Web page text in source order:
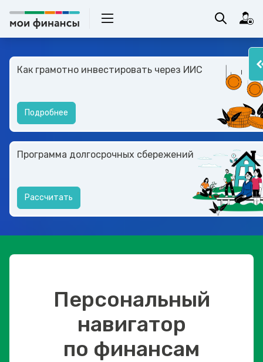
Как грамотно инвестировать через ИИС
Подробнее
Программа долгосрочных сбережений
Рассчитать
Персональный
навигатор
по финансам